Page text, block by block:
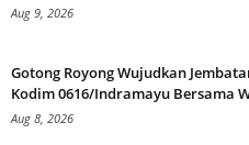
Aug 9, 2026
Gotong Royong Wujudkan
Kodim 0616/Indramayu Bersama
Aug 8, 2026